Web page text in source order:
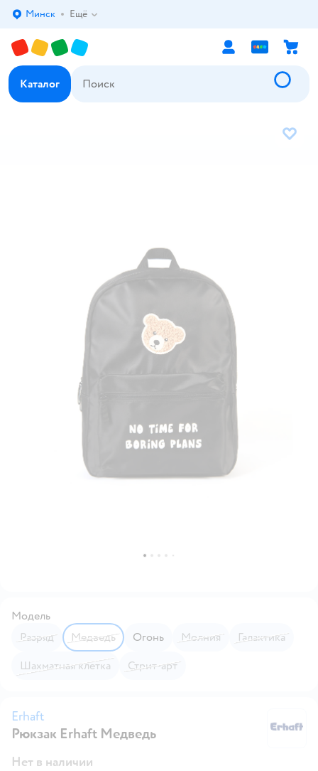
Выбор адреса доставки.
Минск Ещё
Каталог
В
Модель
Разряд
Медведь Огонь Молния
Галактика
Шахматная клетка
Стрит-арт
Erhaft
Рюкзак Erhaft Медведь
Нет в наличии